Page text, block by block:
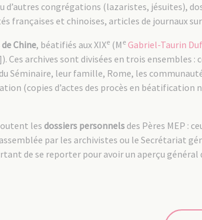
d’autres congrégations (lazaristes, jésuites),
françaises et chinoises, articles de journaux
Chine, béatifiés aux XIXe(M e Gabriel-Taurin
Ces archives sont divisées en trois ensembles
Séminaire, leur famille, Rome, les
(copies d’actes des procès en
les dossiers personnelsdes Pères MEP :
par les archivistes ou le Secrétariat
de se reporter pour avoir un aperçu général